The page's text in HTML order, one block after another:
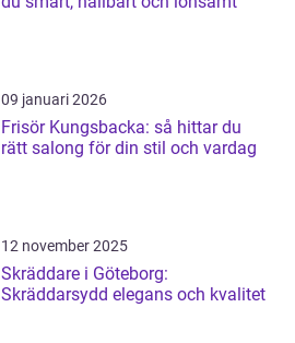
09 januari 2026
Frisör Kungsbacka: så hittar du
rätt salong för din stil och vardag
12 november 2025
Skräddare i Göteborg:
Skräddarsydd elegans och kvalitet